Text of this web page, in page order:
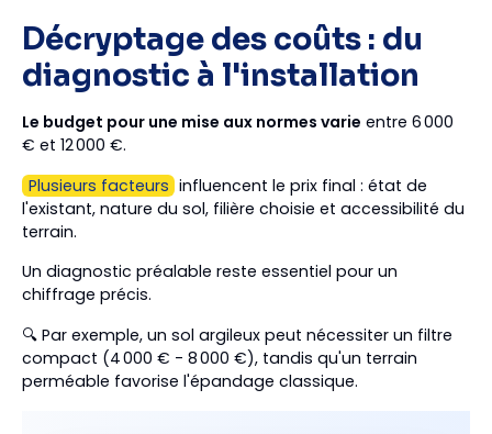
Décryptage des coûts : du
diagnostic à l'installation
Le budget pour une mise aux normes varie entre 6 000
€ et 12 000 €.
Plusieurs facteurs influencent le prix final : état de
l'existant, nature du sol, filière choisie et accessibilité du
terrain.
Un diagnostic préalable reste essentiel pour un
chiffrage précis.
🔍 Par exemple, un sol argileux peut nécessiter un filtre
compact (4 000 € - 8 000 €), tandis qu'un terrain
perméable favorise l'épandage classique.